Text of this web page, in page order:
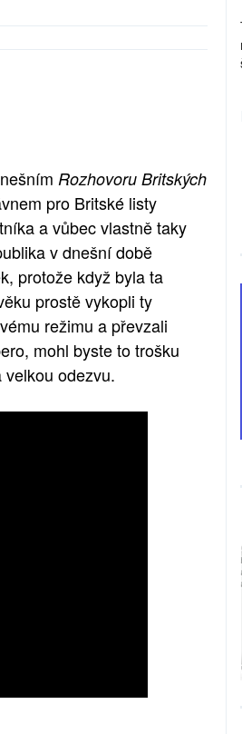
Rozhovoru Britských
pro Britské listy
a vůbec vlastně taky
v dnešní době
protože když byla ta
prostě vykopli ty
režimu a převzali
mohl byste to trošku
odezvu.